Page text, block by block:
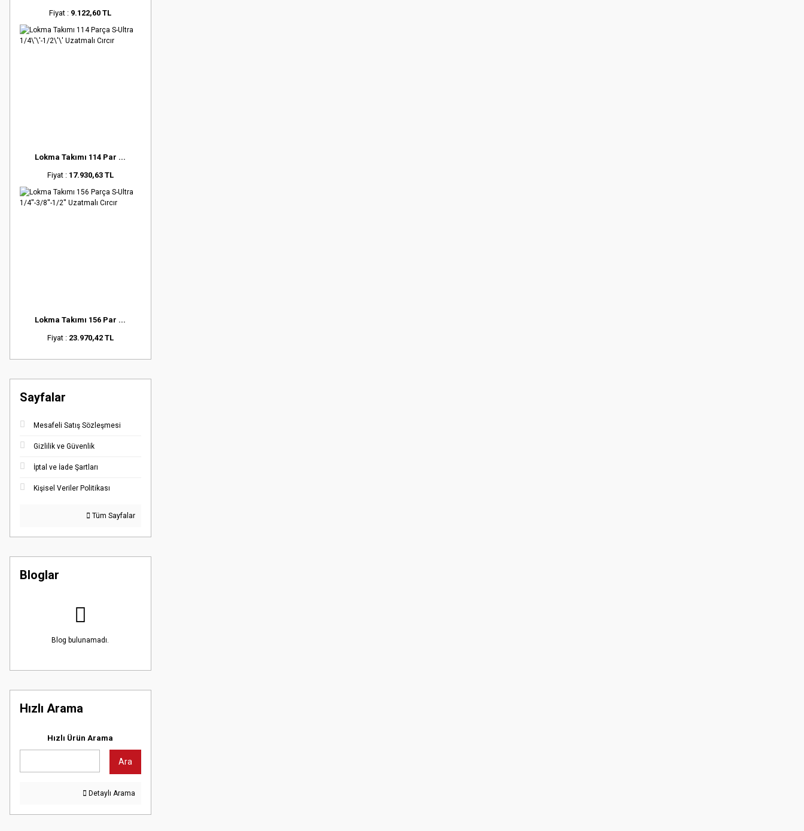
Fiyat : 9.122,60 TL
Lokma Takımı 114 Par ...
Fiyat : 17.930,63 TL
Lokma Takımı 156 Par ...
Fiyat : 23.970,42 TL
Sayfalar
Mesafeli Satış Sözleşmesi
Gizlilik ve Güvenlik
İptal ve İade Şartları
Kişisel Veriler Politikası
Tüm Sayfalar
Bloglar
Blog bulunamadı.
Hızlı Arama
Hızlı Ürün Arama
Ara
Detaylı Arama